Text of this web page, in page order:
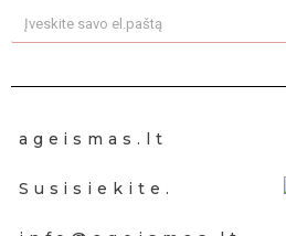
ageismas.lt
Susisiekite.